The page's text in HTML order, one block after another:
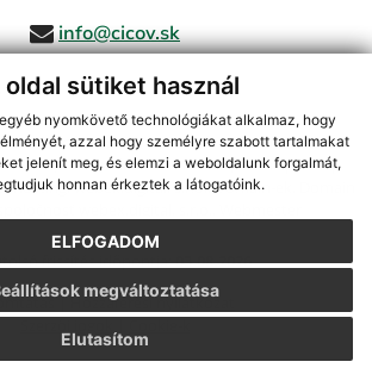
oldal sütiket használ
nyomkövető technológiákat alkalmaz, hogy
azzal hogy személyre szabott tartalmakat
jelenít meg, és elemzi a weboldalunk forgalmát,
honnan érkeztek a látogatóink.
ELFOGADOM
Elutasítom
megváltoztatása
info@cicov.sk
információk követését az RSS funkcióval,
(tartalomkezelő rendszer),Honlaptérkép
,webex.digital, s.r.o.,Domain-ek
frissítés időpontja:03.08.2026
|Hozzáférési nyilatkozat